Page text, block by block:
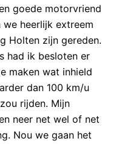
goede motorvriend
heerlijk extreem
Holten zijn gereden.
had ik besloten er
maken wat inhield
dan 100 km/u
rijden. Mijn
neer net wel of net
Nou we gaan het